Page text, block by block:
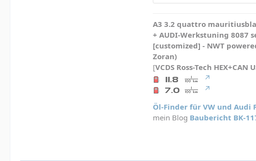
A3 3.2 quattro
+ AUDI-Werkstuning 8087
[customized] - NWT
Zoran)
[VCDS Ross-Tech HEX+CAN
Öl-Finder für VW und Audi
mein Blog Baubericht BK-